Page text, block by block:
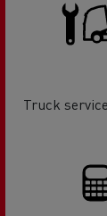
Truck